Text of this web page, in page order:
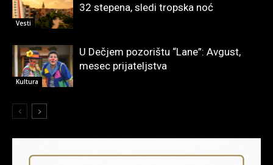
Vesti
32 stepena, sledi tropska noć
Kultura
U Dečjem pozorištu “Lane”: Avgust,
mesec prijateljstva